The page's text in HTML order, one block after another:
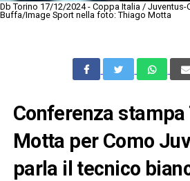
Db Torino 17/12/2024 - Coppa Italia /
Buffa/Image Sport nella foto: Thiago Motta
Conferenza stampa
Motta per Como
parla il tecnico